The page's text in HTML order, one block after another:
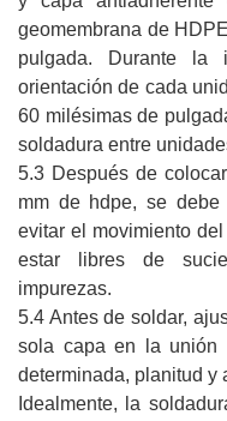
geomembrana de
pulgada. Durante la
orientación de cada
60 milésimas de
soldadura entre
5.3 Después de
mm de hdpe, se
evitar el movimiento
estar libres de
impurezas.
5.4 Antes de soldar,
sola capa en la unión
determinada, planitud y
Idealmente, la